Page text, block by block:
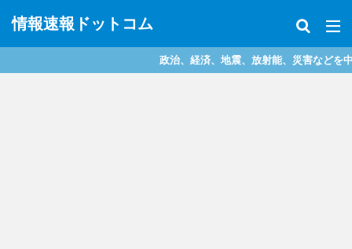
情報速報ドットコム
政治、経済、地震、放射能、災害などを中心に様々な情報を